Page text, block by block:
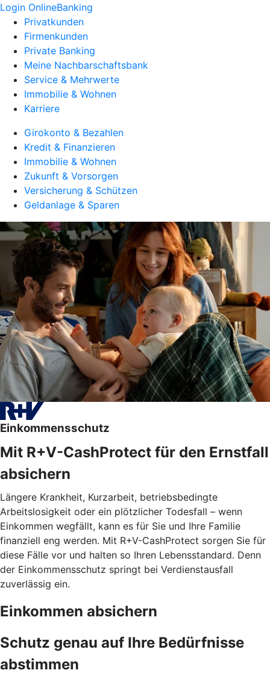
Login OnlineBanking
Privatkunden
Firmenkunden
Private Banking
Meine Nachbarschaftsbank
Service & Mehrwerte
Immobilie & Wohnen
Karriere
Girokonto & Bezahlen
Kredit & Finanzieren
Immobilie & Wohnen
Zukunft & Vorsorgen
Versicherung & Schützen
Geldanlage & Sparen
Einkommensschutz
Mit R+V-CashProtect für den Ernstfall
absichern
Längere Krankheit, Kurzarbeit, betriebsbedingte
Arbeitslosigkeit oder ein plötzlicher Todesfall – wenn
Einkommen wegfällt, kann es für Sie und Ihre Familie
finanziell eng werden. Mit R+V-CashProtect sorgen Sie für
diese Fälle vor und halten so Ihren Lebensstandard. Denn
der Einkommensschutz springt bei Verdienstausfall
zuverlässig ein.
Einkommen absichern
Schutz genau auf Ihre Bedürfnisse
abstimmen